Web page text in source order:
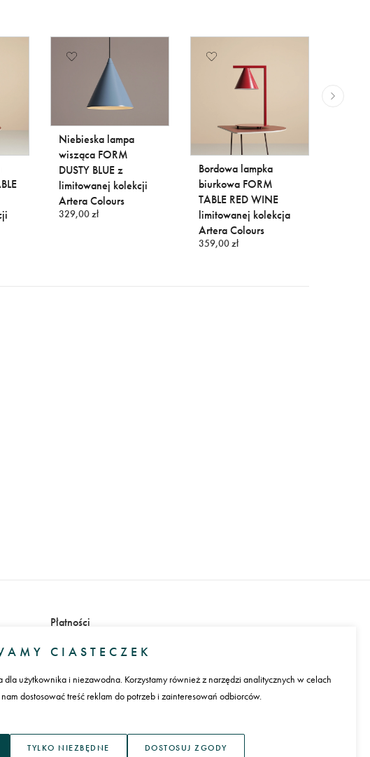
Niebieska lampa
wisząca FORM
DUSTY BLUE z
limitowanej kolekcji
Artera Colours
329,00 zł
Bordowa lampka
biurkowa FORM
TABLE RED WINE
limitowanej kolekcja
Artera Colours
359,00 zł
Płatności
CIASTECZEK
użytkownika i niezawodna. Korzystamy również z narzędzi analitycznych w celach
dostosować treść reklam do potrzeb i zainteresowań odbiorców.
TYLKO NIEZBĘDNE DOSTOSUJ ZGODY